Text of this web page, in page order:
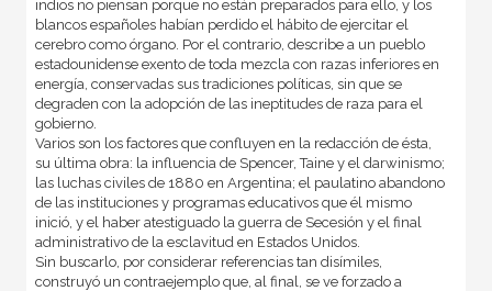
indios no piensan porque no están preparados para ello, y los
blancos españoles habían perdido el hábito de ejercitar el
cerebro como órgano. Por el contrario, describe a un pueblo
estadounidense exento de toda mezcla con razas inferiores en
energía, conservadas sus tradiciones políticas, sin que se
degraden con la adopción de las ineptitudes de raza para el
gobierno.
Varios son los factores que confluyen en la redacción de ésta,
su última obra: la influencia de Spencer, Taine y el darwinismo;
las luchas civiles de 1880 en Argentina; el paulatino abandono
de las instituciones y programas educativos que él mismo
inició, y el haber atestiguado la guerra de Secesión y el final
administrativo de la esclavitud en Estados Unidos.
Sin buscarlo, por considerar referencias tan disímiles,
construyó un contraejemplo que, al final, se ve forzado a